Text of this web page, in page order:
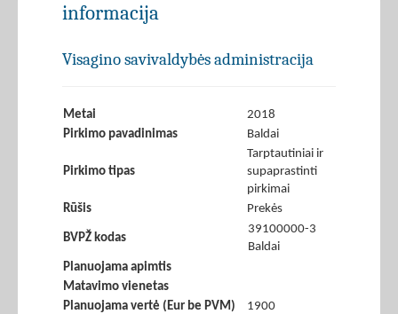
informacija
Visagino savivaldybės administracija
Metai
2018
Pirkimo pavadinimas
Baldai
Pirkimo tipas
Tarptautiniai ir
supaprastinti
pirkimai
Rūšis
Prekės
BVPŽ kodas
39100000-3
Baldai
Planuojama apimtis
Matavimo vienetas
Planuojama vertė (Eur be PVM)
1900